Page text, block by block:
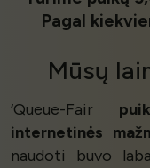
Pagal
Mūsų
‘Queue-Fair
internetinės
naudoti buvo